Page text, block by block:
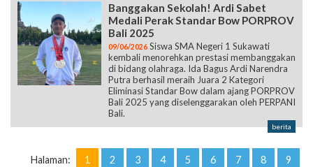
Banggakan Sekolah! Ardi Sabet
Medali Perak Standar Bow PORPROV
Bali 2025
09/06/2026 Siswa SMA Negeri 1 Sukawati
kembali menorehkan prestasi membanggakan
di bidang olahraga. Ida Bagus Ardi Narendra
Putra berhasil meraih Juara 2 Kategori
Eliminasi Standar Bow dalam ajang PORPROV
Bali 2025 yang diselenggarakan oleh PERPANI
Bali.
berita
Halaman: 1 2 3 4 5 6 7 8 9